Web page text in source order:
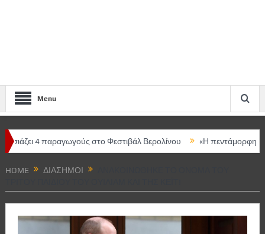
Menu
παραγωγούς στο Φεστιβάλ Βερολίνου «Η πεντάμορφη και το
HOME ΔΙΆΣΗΜΟΙ